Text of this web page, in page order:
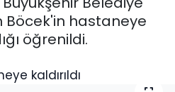
Böcek'in hastaneye
öğrenildi.